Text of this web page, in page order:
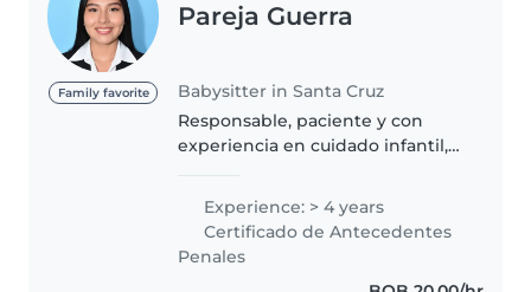
Family favorite
Pareja Guerra
Babysitter in Santa Cruz
Responsable, paciente y con
experiencia en cuidado infantil,
Experience: > 4 years
Certificado de Antecedentes
Penales